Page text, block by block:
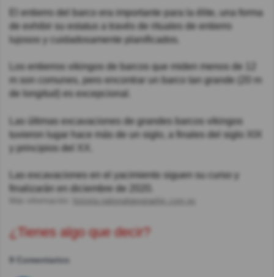
El entierro del barco era importante para la élite, una forma
de exhibir su estatus a través de rituales de entierro
lujosos y cuidadosamente planificados.
Los entierros vikingos de barcos que miden menos de 12
m son comunes, pero encontrar un barco tan grande (20 m
de longitud) es excepcional.
Las últimas excavaciones de grandes barcos vikingos
tuvieron lugar hace más de un siglo, a finales del siglo XIX
y principios del XX.
Las excavaciones en el yacimiento siguen su curso y
finalizarán en diciembre de 2020.
¿Tienes algo que decir?
9 Comentarios